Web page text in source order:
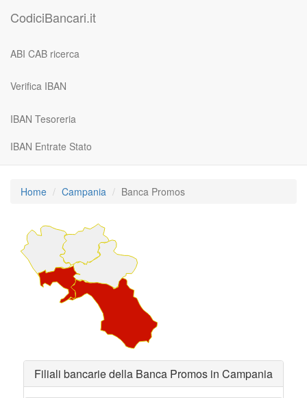
CodiciBancari.it
ABI CAB ricerca
Verifica IBAN
IBAN Tesoreria
IBAN Entrate Stato
Home Campania Banca Promos
Filiali bancarie della Banca Promos in Campania